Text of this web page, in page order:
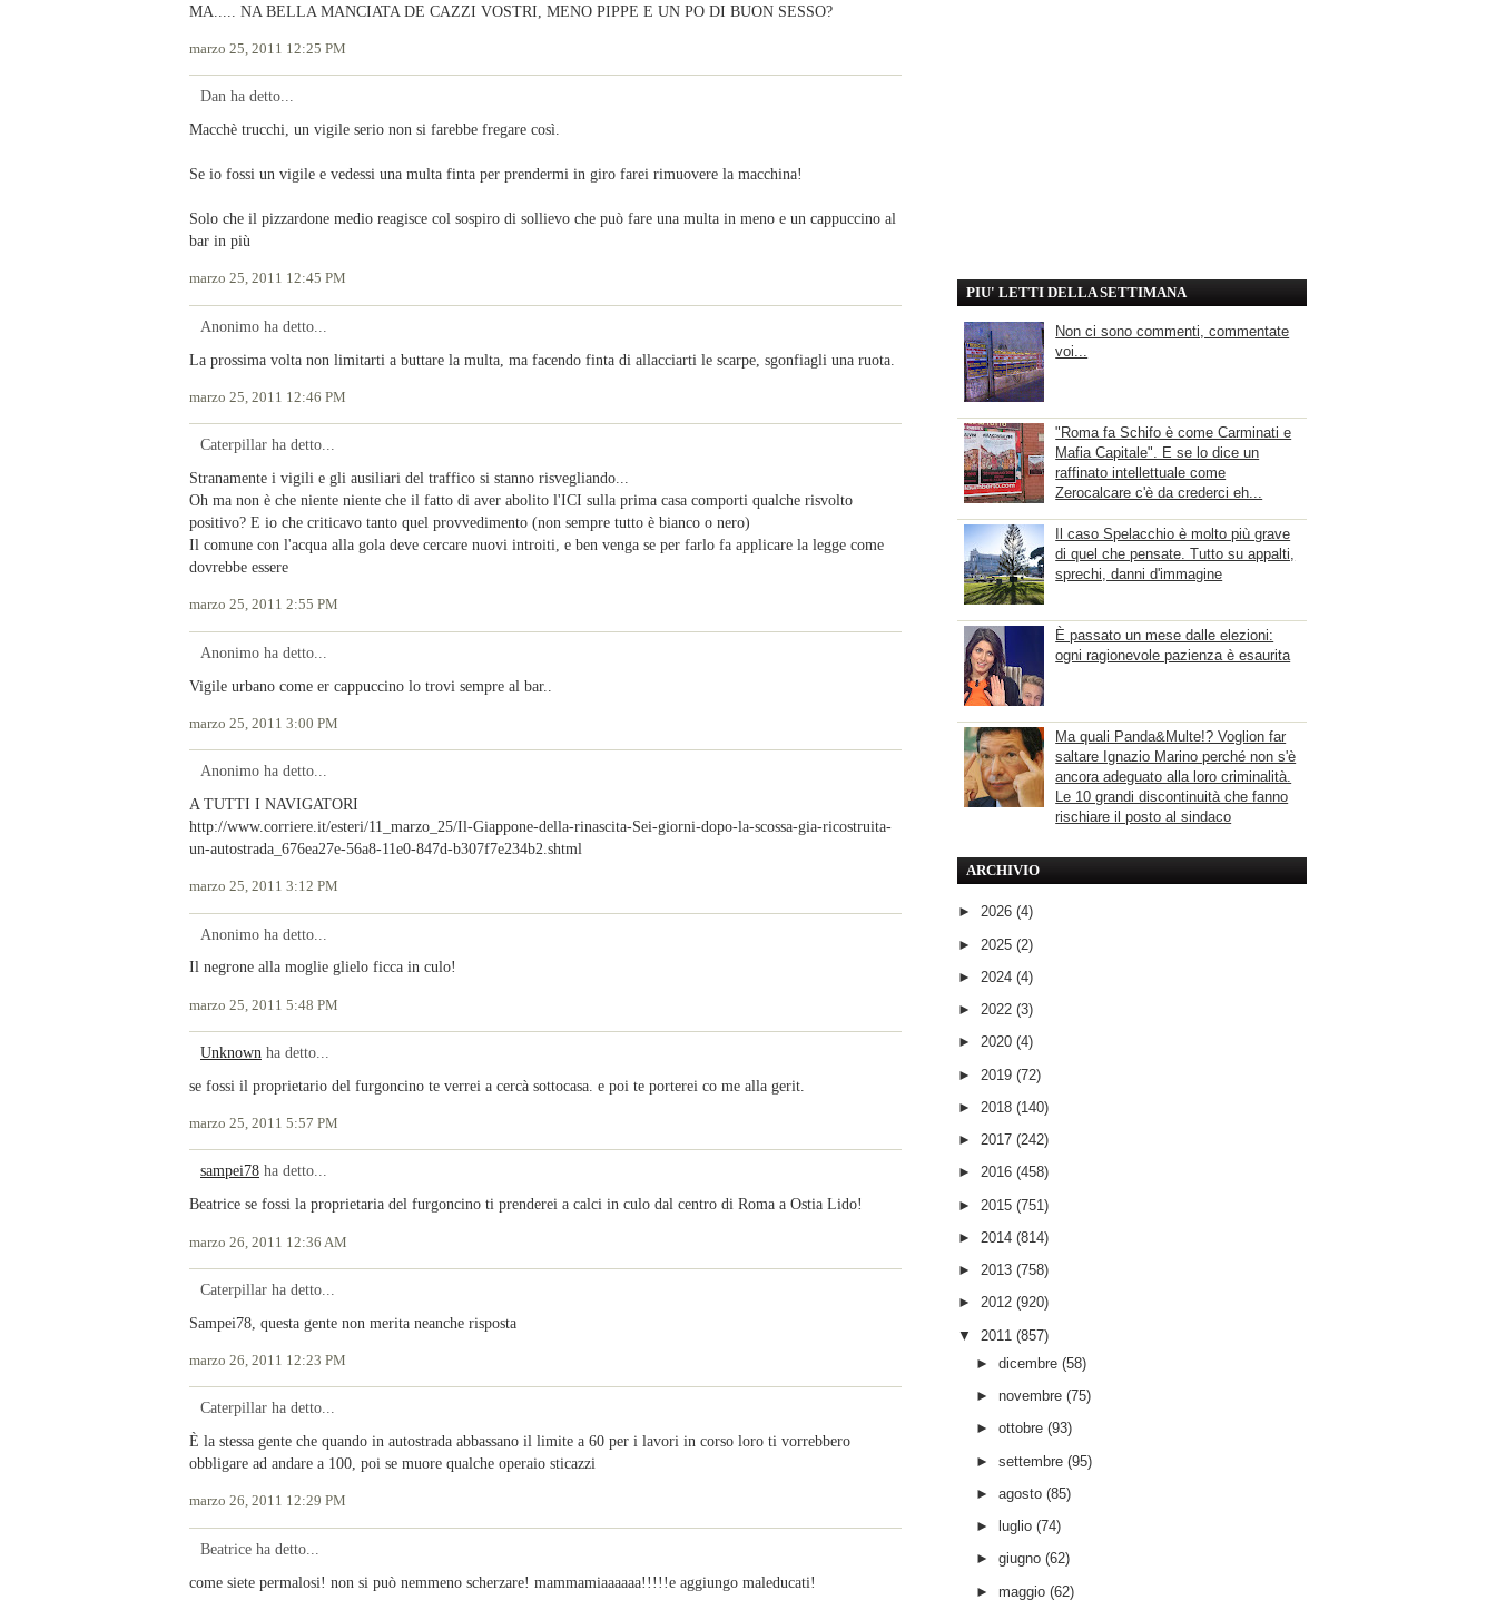
MA..... NA BELLA MANCIATA DE CAZZI VOSTRI, MENO PIPPE E UN PO DI BUON SESSO?
marzo 25, 2011 12:25 PM
Dan ha detto...
Macchè trucchi, un vigile serio non si farebbe fregare così.
Se io fossi un vigile e vedessi una multa finta per prendermi in giro farei rimuovere la macchina!
Solo che il pizzardone medio reagisce col sospiro di sollievo che può fare una multa in meno e un cappuccino al
bar in più
marzo 25, 2011 12:45 PM
Anonimo ha detto...
La prossima volta non limitarti a buttare la multa, ma facendo finta di allacciarti le scarpe, sgonfiagli una ruota.
marzo 25, 2011 12:46 PM
Caterpillar ha detto...
Stranamente i vigili e gli ausiliari del traffico si stanno risvegliando...
Oh ma non è che niente niente che il fatto di aver abolito l'ICI sulla prima casa comporti qualche risvolto
positivo? E io che criticavo tanto quel provvedimento (non sempre tutto è bianco o nero)
Il comune con l'acqua alla gola deve cercare nuovi introiti, e ben venga se per farlo fa applicare la legge come
dovrebbe essere
marzo 25, 2011 2:55 PM
Anonimo ha detto...
Vigile urbano come er cappuccino lo trovi sempre al bar..
marzo 25, 2011 3:00 PM
Anonimo ha detto...
A TUTTI I NAVIGATORI
http://www.corriere.it/esteri/11_marzo_25/Il-Giappone-della-rinascita-Sei-giorni-dopo-la-scossa-gia-ricostruita-
un-autostrada_676ea27e-56a8-11e0-847d-b307f7e234b2.shtml
marzo 25, 2011 3:12 PM
Anonimo ha detto...
Il negrone alla moglie glielo ficca in culo!
marzo 25, 2011 5:48 PM
Unknown ha detto...
se fossi il proprietario del furgoncino te verrei a cercà sottocasa. e poi te porterei co me alla gerit.
marzo 25, 2011 5:57 PM
sampei78 ha detto...
Beatrice se fossi la proprietaria del furgoncino ti prenderei a calci in culo dal centro di Roma a Ostia Lido!
marzo 26, 2011 12:36 AM
Caterpillar ha detto...
Sampei78, questa gente non merita neanche risposta
marzo 26, 2011 12:23 PM
Caterpillar ha detto...
È la stessa gente che quando in autostrada abbassano il limite a 60 per i lavori in corso loro ti vorrebbero
obbligare ad andare a 100, poi se muore qualche operaio sticazzi
marzo 26, 2011 12:29 PM
Beatrice ha detto...
come siete permalosi! non si può nemmeno scherzare! mammamiaaaaaa!!!!!e aggiungo maleducati!
PIU' LETTI DELLA SETTIMANA
Non ci sono commenti, commentate
voi...
"Roma fa Schifo è come Carminati e
Mafia Capitale". E se lo dice un
raffinato intellettuale come
Zerocalcare c'è da crederci eh...
Il caso Spelacchio è molto più grave
di quel che pensate. Tutto su appalti,
sprechi, danni d'immagine
È passato un mese dalle elezioni:
ogni ragionevole pazienza è esaurita
Ma quali Panda&Multe!? Voglion far
saltare Ignazio Marino perché non s'è
ancora adeguato alla loro criminalità.
Le 10 grandi discontinuità che fanno
rischiare il posto al sindaco
ARCHIVIO
► 2026 (4)
► 2025 (2)
► 2024 (4)
► 2022 (3)
► 2020 (4)
► 2019 (72)
► 2018 (140)
► 2017 (242)
► 2016 (458)
► 2015 (751)
► 2014 (814)
► 2013 (758)
► 2012 (920)
▼ 2011 (857)
► dicembre (58)
► novembre (75)
► ottobre (93)
► settembre (95)
► agosto (85)
►
luglio (74)
► giugno (62)
► maggio (62)